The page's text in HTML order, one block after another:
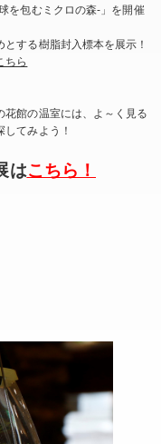
を包むミクロの森-」を開催
する樹脂封入標本を展示！
ちら
館の温室には、よ～く見る
てみよう！
はこちら！